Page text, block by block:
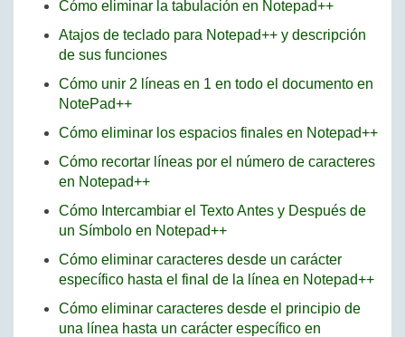
Cómo eliminar la tabulación en Notepad++
Atajos de teclado para Notepad++ y descripción
de sus funciones
Cómo unir 2 líneas en 1 en todo el documento en
NotePad++
Cómo eliminar los espacios finales en Notepad++
Cómo recortar líneas por el número de caracteres
en Notepad++
Cómo Intercambiar el Texto Antes y Después de
un Símbolo en Notepad++
Cómo eliminar caracteres desde un carácter
específico hasta el final de la línea en Notepad++
Cómo eliminar caracteres desde el principio de
una línea hasta un carácter específico en